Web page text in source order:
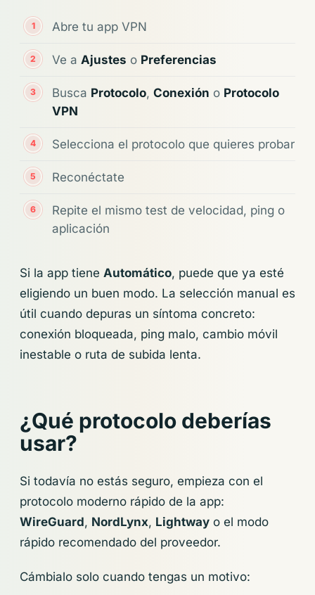
Abre tu app VPN
Ve a Ajustes o Preferencias
Busca Protocolo, Conexión o Protocolo
VPN
Selecciona el protocolo que quieres probar
Reconéctate
Repite el mismo test de velocidad, ping o
aplicación
Si la app tiene Automático, puede que ya esté
eligiendo un buen modo. La selección manual es
útil cuando depuras un síntoma concreto:
conexión bloqueada, ping malo, cambio móvil
inestable o ruta de subida lenta.
¿Qué protocolo deberías
usar?
Si todavía no estás seguro, empieza con el
protocolo moderno rápido de la app:
WireGuard, NordLynx, Lightway o el modo
rápido recomendado del proveedor.
Cámbialo solo cuando tengas un motivo: